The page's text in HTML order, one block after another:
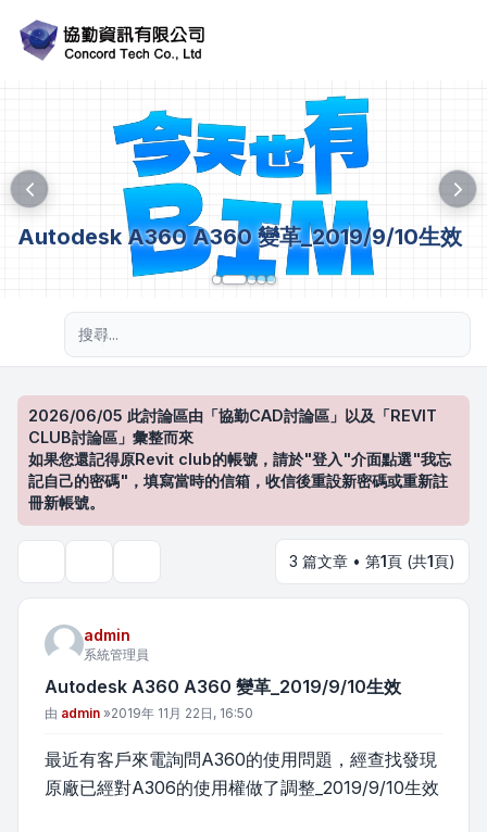
Autodesk A360 A360 變革_2019/9/10生效
2026/06/05 此討論區由「協勤CAD討論區」以及「REVIT
CLUB討論區」彙整而來
如果您還記得原Revit club的帳號，請於"登入"介面點選"我忘
記自己的密碼"，填寫當時的信箱，收信後重設新密碼或重新註
冊新帳號。
3 篇文章 • 第1頁 (共1頁)
admin
系統管理員
Autodesk A360 A360 變革_2019/9/10生效
文章
由 admin »2019年 11月 22日, 16:50
最近有客戶來電詢問A360的使用問題，經查找發現
原廠已經對A306的使用權做了調整_2019/9/10生效